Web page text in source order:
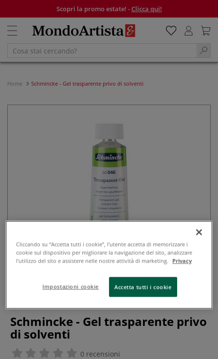
Scopri la promo estate! -Clicca qui!
Home Schmincke - Gel trasparente privo di solventi
Schmincke - Gel trasparente privo
di solventi
0 recensioni
Cliccando su “Accetta tutti i cookie”, l'utente accetta di memorizzare i
cookie sul dispositivo per migliorare la navigazione del sito, analizzare
l'utilizzo del sito e assistere nelle nostre attività di marketing. Privacy
Impostazioni cookie Accetta tutti i cookie